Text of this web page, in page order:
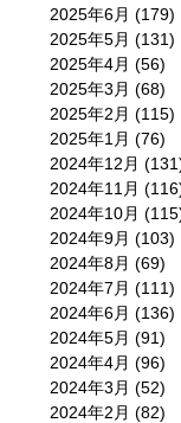
2025年6月 (179)
2025年5月 (131)
2025年4月 (56)
2025年3月 (68)
2025年2月 (115)
2025年1月 (76)
2024年12月
2024年11月
2024年10月
2024年9月 (103)
2024年8月 (69)
2024年7月 (111)
2024年6月 (136)
2024年5月 (91)
2024年4月 (96)
2024年3月 (52)
2024年2月 (82)